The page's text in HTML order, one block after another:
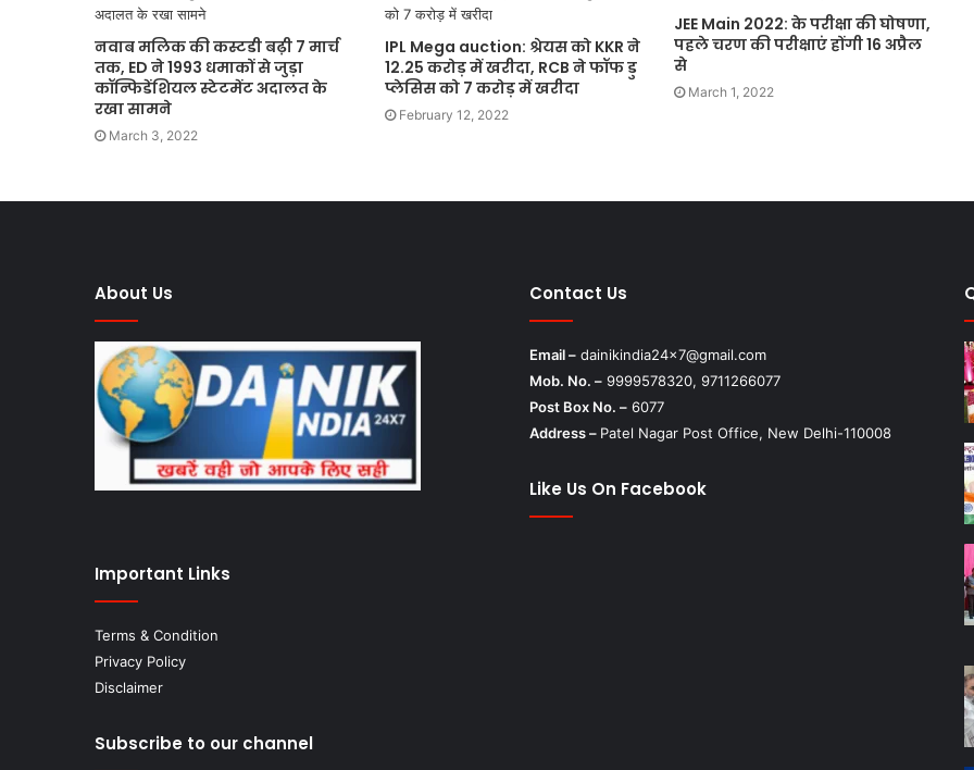
नवाब मलिक की कस्टडी बढ़ी 7 मार्च
तक, ED ने 1993 धमाकों से जुड़ा
कॉन्फिडेंशियल स्टेटमेंट अदालत के
रखा सामने
March 3, 2022
IPL Mega auction: श्रेयस को KKR ने
12.25 करोड़ में खरीदा, RCB ने फॉफ डु
प्लेसिस को 7 करोड़ में खरीदा
February 12, 2022
JEE Main 2022: के परीक्षा की घोषणा,
पहले चरण की परीक्षाएं होंगी 16 अप्रैल
से
March 1, 2022
About Us
Important Links
Terms & Condition
Privacy Policy
Disclaimer
Subscribe to our channel
Contact Us
Email – dainikindia24x7@gmail.com
Mob. No. –9999578320, 9711266077
Post Box No. –6077
Address – Patel Nagar Post Office, New Delhi-110008
Like Us On Facebook